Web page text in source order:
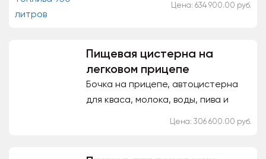
Цена: 634 900.00 руб.
Пищевая цистерна на
легковом прицепе
Бочка на прицепе, автоцистерна
для кваса, молока, воды, пива и
Цена: 306 600.00 руб.